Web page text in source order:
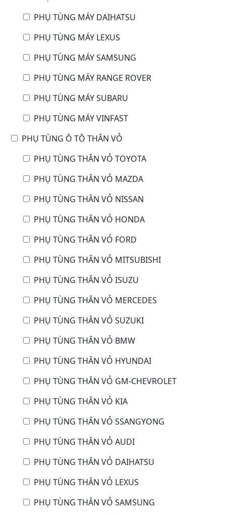
PHỤ TÙNG MÁY DAIHATSU
PHỤ TÙNG MÁY LEXUS
PHỤ TÙNG MÁY SAMSUNG
PHỤ TÙNG MÁY RANGE ROVER
PHỤ TÙNG MÁY SUBARU
PHỤ TÙNG MÁY VINFAST
PHỤ TÙNG Ô TÔ THÂN VỎ
PHỤ TÙNG THÂN VỎ TOYOTA
PHỤ TÙNG THÂN VỎ MAZDA
PHỤ TÙNG THÂN VỎ NISSAN
PHỤ TÙNG THÂN VỎ HONDA
PHỤ TÙNG THÂN VỎ FORD
PHỤ TÙNG THÂN VỎ MITSUBISHI
PHỤ TÙNG THÂN VỎ ISUZU
PHỤ TÙNG THÂN VỎ MERCEDES
PHỤ TÙNG THÂN VỎ SUZUKI
PHỤ TÙNG THÂN VỎ BMW
PHỤ TÙNG THÂN VỎ HYUNDAI
PHỤ TÙNG THÂN VỎ GM-CHEVROLET
PHỤ TÙNG THÂN VỎ KIA
PHỤ TÙNG THÂN VỎ SSANGYONG
PHỤ TÙNG THÂN VỎ AUDI
PHỤ TÙNG THÂN VỎ DAIHATSU
PHỤ TÙNG THÂN VỎ LEXUS
PHỤ TÙNG THÂN VỎ SAMSUNG